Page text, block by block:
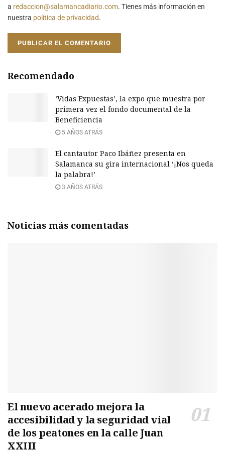
a redaccion@salamancadiario.com. Tienes más información en
nuestra política de privacidad.
Recomendado
‘Vidas Expuestas’, la expo que muestra por
primera vez el fondo documental de la
Beneficiencia
5 AÑOS ATRÁS
El cantautor Paco Ibáñez presenta en
Salamanca su gira internacional ‘¡Nos queda
la palabra!’
3 AÑOS ATRÁS
Noticias más comentadas
El nuevo acerado mejora la
accesibilidad y la seguridad vial
de los peatones en la calle Juan
XXIII